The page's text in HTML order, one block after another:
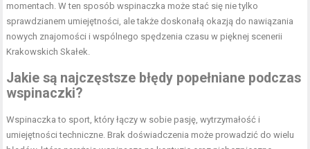
momentach. W ten sposób wspinaczka może stać się nie tylko
sprawdzianem umiejętności, ale także doskonałą okazją do nawiązania
nowych znajomości i wspólnego spędzenia czasu w pięknej scenerii
Krakowskich Skałek.
Jakie są najczęstsze błędy popełniane podczas
wspinaczki?
Wspinaczka to sport, który łączy w sobie pasję, wytrzymałość i
umiejętności techniczne. Brak doświadczenia może prowadzić do wielu